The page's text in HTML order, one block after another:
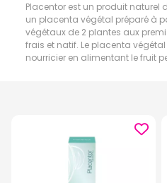
Placentor est un produit naturel
un placenta végétal préparé à
végétaux de 2 plantes aux
frais et natif. Le placenta
nourricier en alimentant le fruit